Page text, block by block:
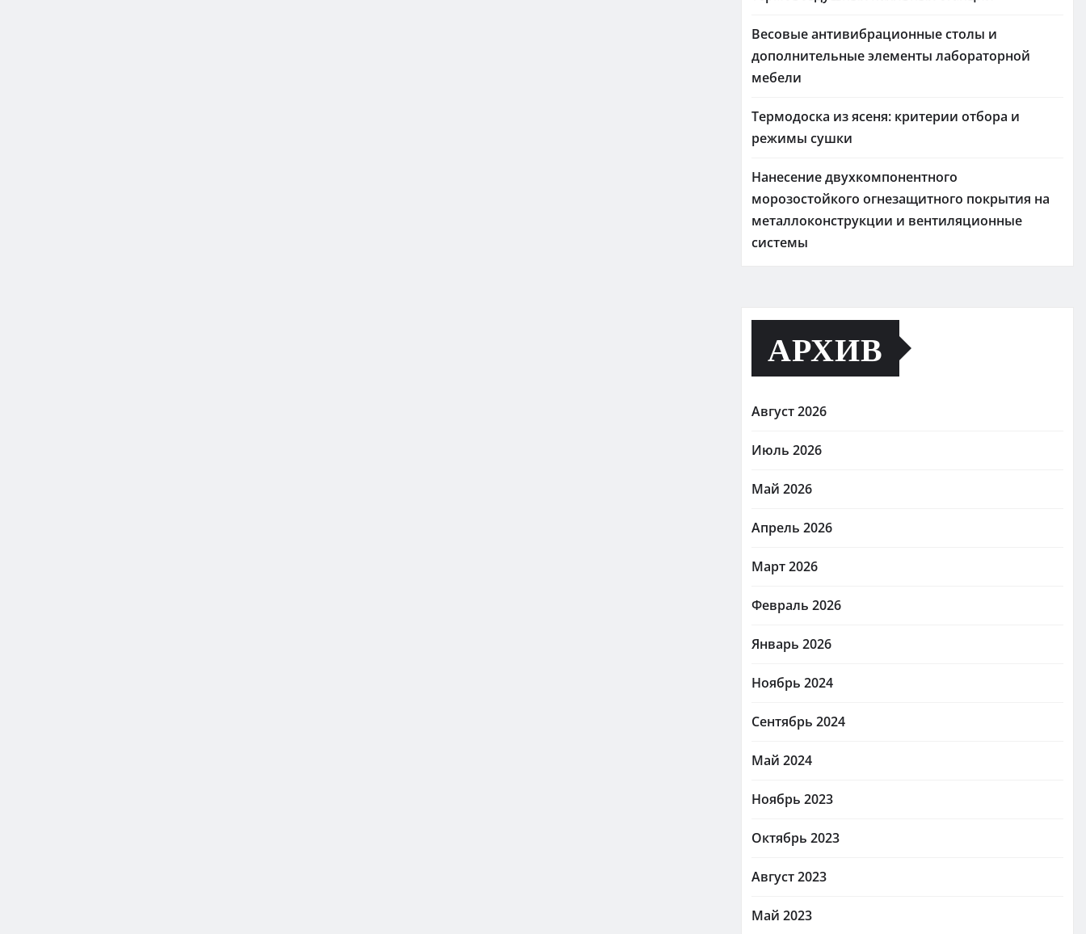
Весовые антивибрационные столы и
дополнительные элементы лабораторной
мебели
Термодоска из ясеня: критерии отбора и
режимы сушки
Нанесение двухкомпонентного
морозостойкого огнезащитного покрытия на
металлоконструкции и вентиляционные
системы
АРХИВ
Август 2026
Июль 2026
Май 2026
Апрель 2026
Март 2026
Февраль 2026
Январь 2026
Ноябрь 2024
Сентябрь 2024
Май 2024
Ноябрь 2023
Октябрь 2023
Август 2023
Май 2023